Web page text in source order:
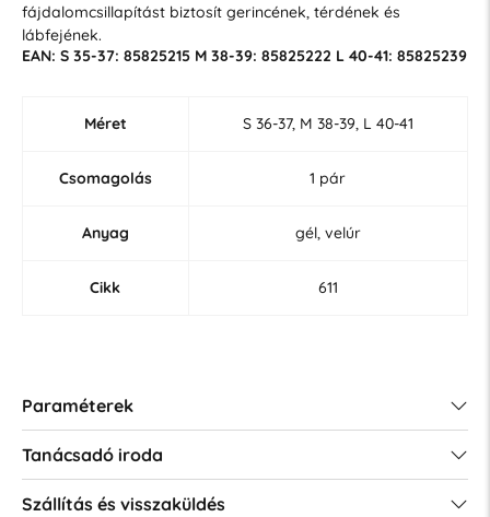
fájdalomcsillapítást biztosít gerincének, térdének és
lábfejének.
EAN: S 35-37: 85825215 M 38-39: 85825222 L 40-41: 85825239
Méret S 36-37, M 38-39, L 40-41
Csomagolás 1 pár
Anyag gél, velúr
Cikk 611
Paraméterek
Tanácsadó iroda
Szállítás és visszaküldés